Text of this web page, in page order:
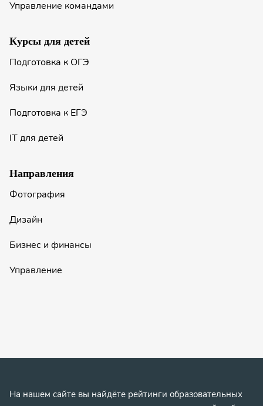
Управление командами
Курсы для детей
Подготовка к ОГЭ
Языки для детей
Подготовка к ЕГЭ
IT для детей
Направления
Фотография
Дизайн
Бизнес и финансы
Управление
На нашем сайте вы найдёте рейтинги образовательных